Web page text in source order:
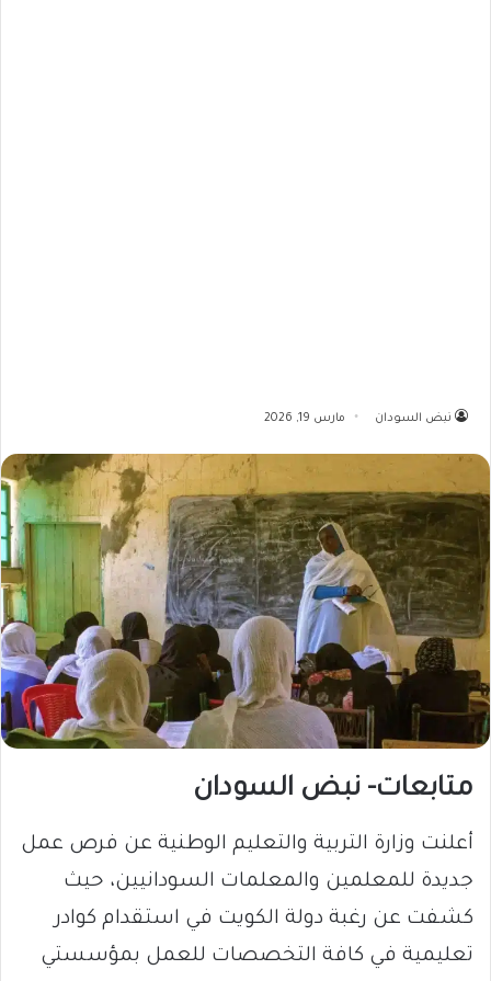
نبض السودان مارس 19, 2026
متابعات- نبض السودان
​أعلنت وزارة التربية والتعليم الوطنية عن فرص عمل
جديدة للمعلمين والمعلمات السودانيين، حيث
كشفت عن رغبة دولة الكويت في استقدام كوادر
تعليمية في كافة التخصصات للعمل بمؤسستي